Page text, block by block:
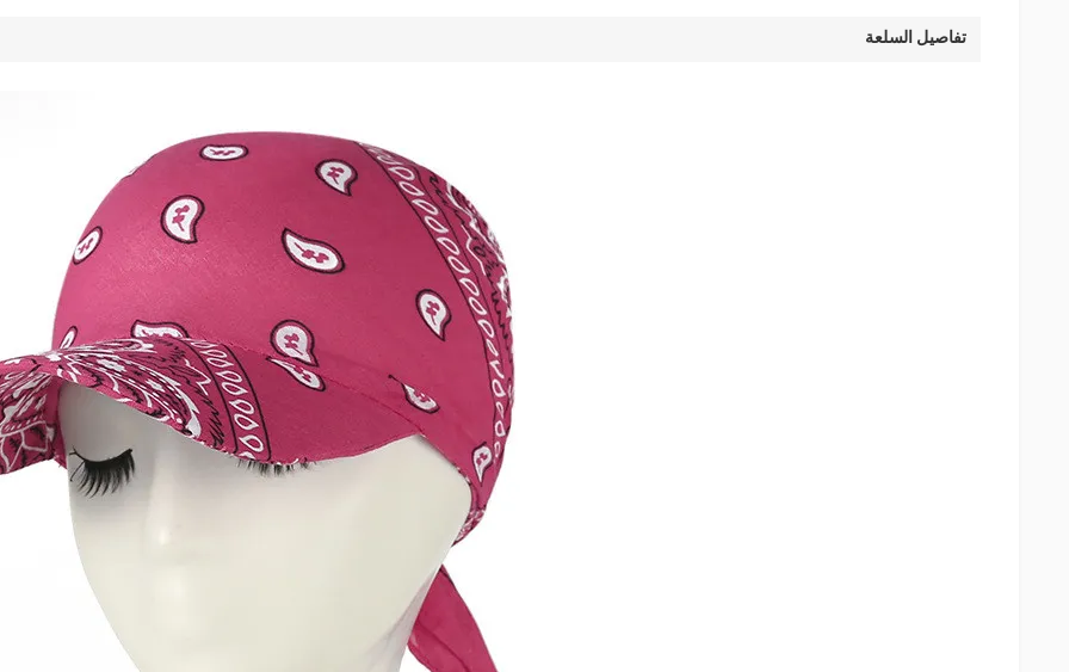
تفاصيل السلعة